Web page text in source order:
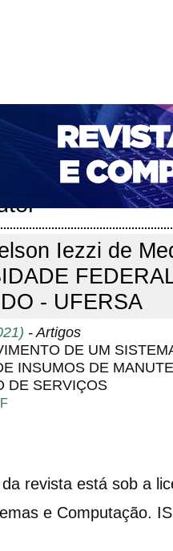
ACESSO CADASTRO
DE REVISTAS DA UNIFACS
NOVA SUBMISSÃO
Iezzi de
- UFERSA
- Artigos
DE UM
INSUMOS DE
DE SERVIÇOS
revista está sob a
e Computação.